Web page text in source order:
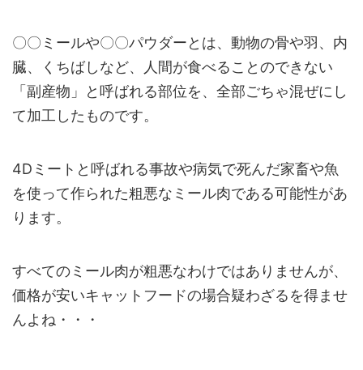
〇〇ミールや〇〇パウダーとは、動物の骨や羽、内
臓、くちばしなど、人間が食べることのできない
「副産物」と呼ばれる部位を、全部ごちゃ混ぜにし
て加工したものです。
4Dミートと呼ばれる事故や病気で死んだ家畜や魚
を使って作られた粗悪なミール肉である可能性があ
ります。
すべてのミール肉が粗悪なわけではありませんが、
価格が安いキャットフードの場合疑わざるを得ませ
んよね・・・